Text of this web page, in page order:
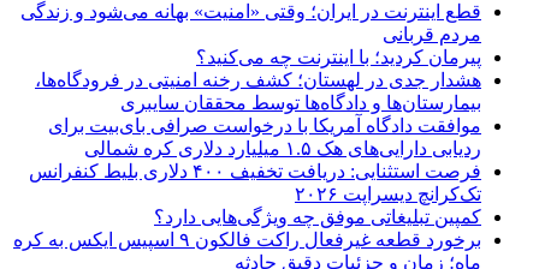
قطع اینترنت در ایران؛ وقتی «امنیت» بهانه می‌شود و زندگی
مردم قربانی
پیرمان کردید؛ با اینترنت چه می‌کنید؟
هشدار جدی در لهستان؛ کشف رخنه امنیتی در فرودگاه‌ها،
بیمارستان‌ها و دادگاه‌ها توسط محققان سایبری
موافقت دادگاه آمریکا با درخواست صرافی بای‌بیت برای
ردیابی دارایی‌های هک ۱.۵ میلیارد دلاری کره شمالی
فرصت استثنایی: دریافت تخفیف ۴۰۰ دلاری بلیط کنفرانس
تک‌کرانچ دیسراپت ۲۰۲۶
کمپین تبلیغاتی موفق چه ویژگی‌هایی دارد؟
برخورد قطعه غیرفعال راکت فالکون ۹ اسپیس ایکس به کره
ماه؛ زمان و جزئیات دقیق حادثه